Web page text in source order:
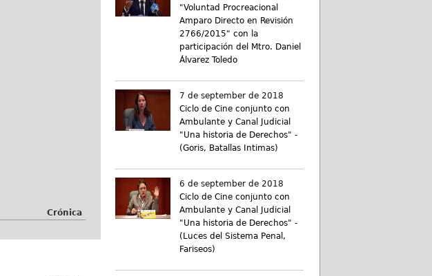
Crónica
"Voluntad Procreacional
Amparo Directo en Revisión
2766/2015" con la
participación del Mtro. Daniel
Álvarez Toledo
7 de september de 2018
Ciclo de Cine conjunto con
Ambulante y Canal Judicial
"Una historia de Derechos" -
(Goris, Batallas Intimas)
6 de september de 2018
Ciclo de Cine conjunto con
Ambulante y Canal Judicial
"Una historia de Derechos" -
(Luces del Sistema Penal,
Fariseos)